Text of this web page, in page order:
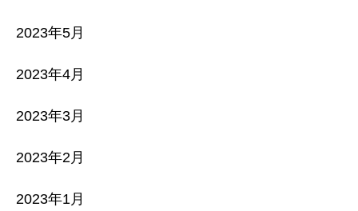
2023年5月
2023年4月
2023年3月
2023年2月
2023年1月